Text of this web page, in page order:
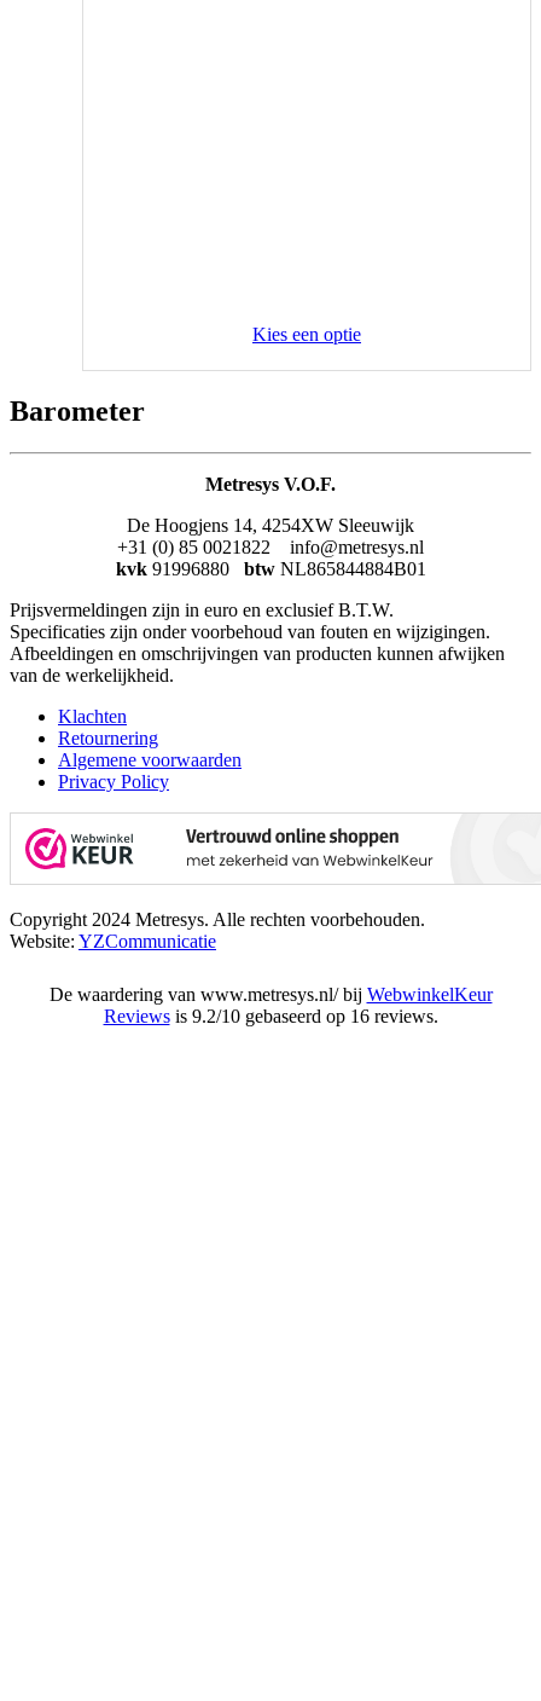
Kies een optie
Barometer
Metresys V.O.F.
De Hoogjens 14, 4254XW Sleeuwijk
+31 (0) 85 0021822 info@metresys.nl
kvk 91996880 btw NL865844884B01
Prijsvermeldingen zijn in euro en exclusief B.T.W.
Specificaties zijn onder voorbehoud van fouten en wijzigingen.
Afbeeldingen en omschrijvingen van producten kunnen afwijken
van de werkelijkheid.
Klachten
Retournering
Algemene voorwaarden
Privacy Policy
Copyright 2024 Metresys. Alle rechten voorbehouden.
Website: YZCommunicatie
De waardering van www.metresys.nl/ bij WebwinkelKeur
Reviewsis 9.2/10 gebaseerd op 16 reviews.